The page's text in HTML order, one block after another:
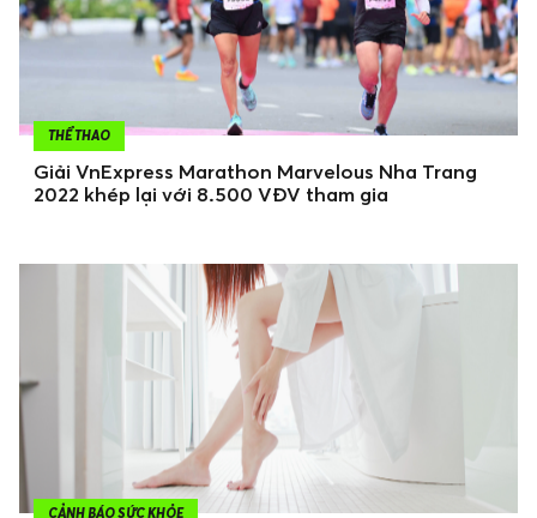
THỂ THAO
Giải VnExpress Marathon Marvelous Nha Trang
2022 khép lại với 8.500 VĐV tham gia
CẢNH BÁO SỨC KHỎE